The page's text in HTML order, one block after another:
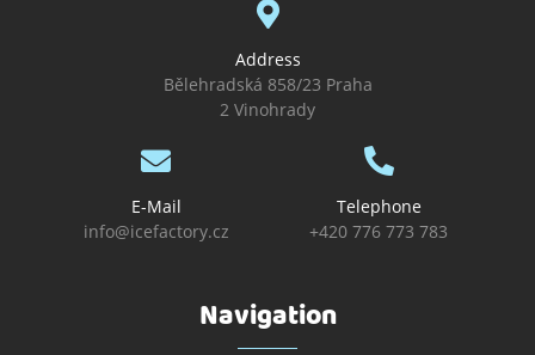
Address
Bělehradská 858/23 Praha
2 Vinohrady
E-Mail
info@icefactory.cz
Telephone
+420 776 773 783
Navigation